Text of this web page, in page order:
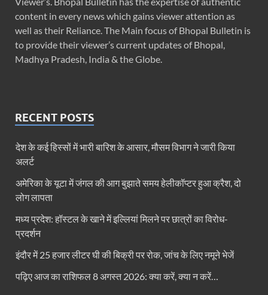
content in every news which gains viewer attention as
well as their Reliance. The Main focus of Bhopal Bulletin is
to provide their viewer’s current updates of Bhopal,
Madhya Pradesh, India & the Globe.
RECENT POSTS
देश के कई हिस्सों में भारी बारिश के आसार, मौसम विभाग ने जारी किया
अलर्ट
अमेरिका के यूटा में जंगल की आग बुझाते समय हेलीकॉप्टर हुआ क्रैश, दो
लोग लापता
मध्य प्रदेश: हॉस्टल के खाने में इल्लियां मिलने पर छात्रों का विरोध-
प्रदर्शन
इंदौर में 25 हजार लीटर घी की बिक्री पर रोक, जांच के लिए नमूने भेजें
पढ़िए आज का राशिफल 8 अगस्त 2026: क्या करें, क्या न करें…